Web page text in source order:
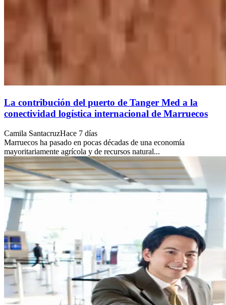
La contribución del puerto de Tanger Med a la
conectividad logística internacional de Marruecos
Camila SantacruzHace 7 días
Marruecos ha pasado en pocas décadas de una economía
mayoritariamente agrícola y de recursos natural...